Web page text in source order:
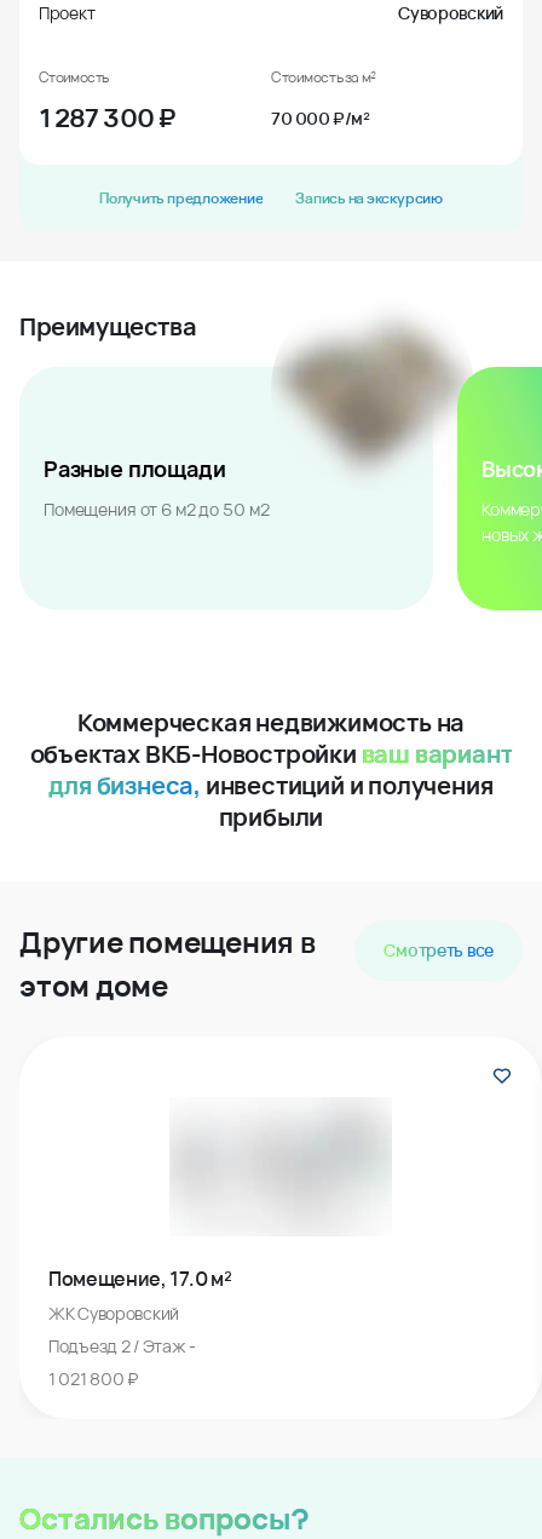
Проект Суворовский
Стоимость
1 287 300₽
Стоимость за м²
70 000 ₽/м²
Получить предложение Запись на экскурсию
Преимущества
Разные площади
Помещения от 6 м2 до 50 м2
новых
Коммерческая недвижимость на
объектах ВКБ-Новостройки ваш вариант
для бизнеса, инвестиций и получения
прибыли
Другие помещения в
этом доме
Смотреть все
Помещение, 17.0 м²
ЖК Суворовский
Подъезд 2 / Этаж -
1 021 800 ₽
Остались вопросы?